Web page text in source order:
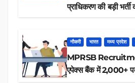
प्राधिकरण की बड़ी
नौकरी भारत मध्य प्रदेश
MPRSB
एपेक्स बैंक में 2,000+